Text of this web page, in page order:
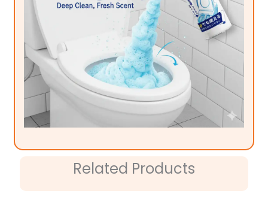
Related Products